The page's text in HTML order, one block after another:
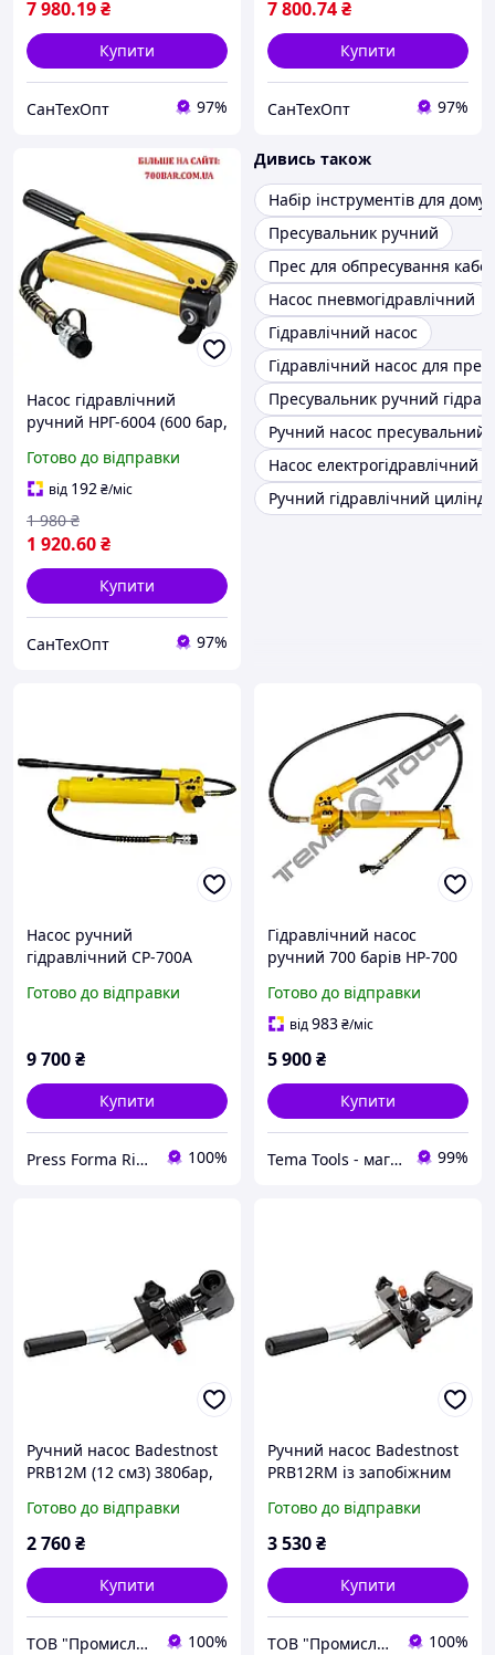
7 980.19₴
Купити
СанТехОпт 97%
7 800.74₴
Купити
СанТехОпт 97%
Насос гідравлічний
ручний НРГ-6004 (600 бар,
Готово до відправки
від 192₴/міс
1 920.60₴
1 980 ₴
Купити
СанТехОпт 97%
Дивись також
Набір інструментів для дому
Пресувальник ручний
Прес для обпресування
Насос пневмогідравлічний
Гідравлічний насос
Гідравлічний насос для
Пресувальник ручний
Ручний насос пресувальний
Насос електрогідравлічний
Ручний гідравлічний циліндр
Насос ручний
гідравлічний CP-700А
Готово до відправки
9 700₴
Купити
Press Forma Rivne (www.press-forma.com.ua) 100%
Гідравлічний насос
ручний 700 барів HP-700
Готово до відправки
від983₴/міс
5 900₴
Купити
Tema Tools - магазин електромонтажної продукції 99%
Ручний насос Badestnost
PRB12M (12 см3) 380бар,
клапана
Готово до відправки
2 760₴
Купити
ТОВ "Промислова Гідравліка" 100%
Ручний насос Badestnost
PRB12RM із запобіжним
однонаправлений
Готово до відправки
3 530₴
Купити
ТОВ "Промислова Гідравліка" 100%